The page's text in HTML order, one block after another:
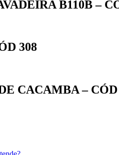
B110B –
308
CACAMBA – CÓD